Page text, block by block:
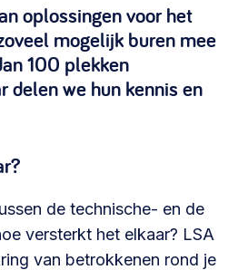
oplossingen voor het
mogelijk buren mee
100 plekken
delen we hun kennis en
de technische- en de
versterkt het elkaar? LSA
van betrokkenen rond je